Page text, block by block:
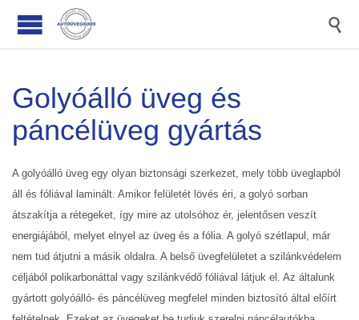

Golyóálló üveg és
páncélüveg gyártás
A golyóálló üveg egy olyan biztonsági szerkezet, mely több üveglapból
áll és fóliával laminált. Amikor felületét lövés éri, a golyó sorban
átszakítja a rétegeket, így mire az utolsóhoz ér, jelentősen veszít
energiájából, melyet elnyel az üveg és a fólia. A golyó szétlapul, már
nem tud átjutni a másik oldalra. A belső üvegfelületet a szilánkvédelem
céljából polikarbonáttal vagy szilánkvédő fóliával látjuk el. Az általunk
gyártott golyóálló- és páncélüveg megfelel minden biztosító által előírt